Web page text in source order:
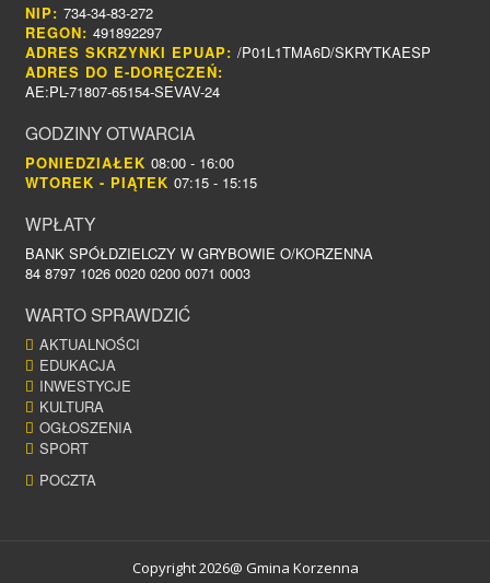
NIP: 734-34-83-272
REGON: 491892297
ADRES SKRZYNKI EPUAP: /P01L1TMA6D/SKRYTKAESP
ADRES DO E-DORĘCZEŃ:
AE:PL-71807-65154-SEVAV-24
GODZINY OTWARCIA
PONIEDZIAŁEK 08:00 - 16:00
WTOREK - PIĄTEK 07:15 - 15:15
WPŁATY
BANK SPÓŁDZIELCZY W GRYBOWIE O/KORZENNA
84 8797 1026 0020 0200 0071 0003
WARTO SPRAWDZIĆ
AKTUALNOŚCI
EDUKACJA
INWESTYCJE
KULTURA
OGŁOSZENIA
SPORT
POCZTA
Copyright 2026@ Gmina Korzenna